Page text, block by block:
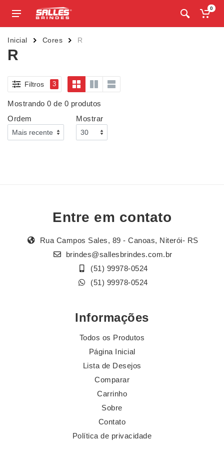
0
Inicial Cores R
R
Filtros 3
Mostrando 0 de 0 produtos
Ordem
Mostrar
Entre em contato
Rua Campos Sales, 89 - Canoas, Niterói- RS
brindes@sallesbrindes.com.br
(51) 99978-0524
(51) 99978-0524
Informações
Todos os Produtos
Página Inicial
Lista de Desejos
Comparar
Carrinho
Sobre
Contato
Política de privacidade